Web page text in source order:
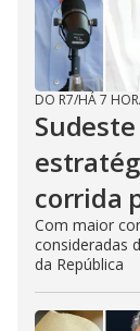
DO R7/HÁ 7
corrida
Com maior
consideradas
da República